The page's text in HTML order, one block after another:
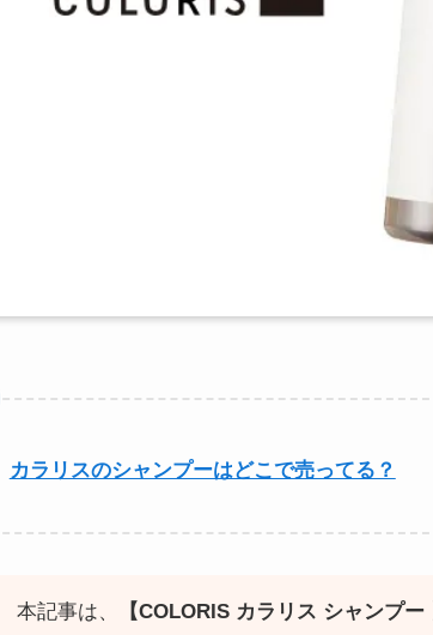
カラリスのシャンプーはどこで売ってる？
本記事は、 【COLORIS カラリス シャンプー